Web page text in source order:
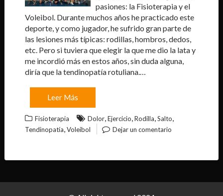
pasiones: la Fisioterapia y el
Voleibol. Durante muchos años he practicado este
deporte, y como jugador, he sufrido gran parte de
las lesiones más típicas: rodillas, hombros, dedos,
etc. Pero si tuviera que elegir la que me dio la lata y
me incordió más en estos años, sin duda alguna,
diría que la tendinopatía rotuliana.…
Leer Más
Fisioterapia Dolor,Ejercicio,Rodilla,Salto,
Tendinopatía,Voleibol Dejar un comentario